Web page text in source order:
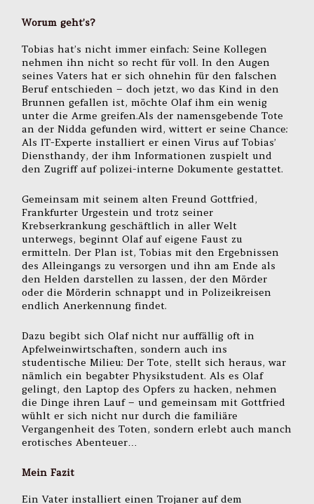
Worum geht’s?
Tobias hat’s nicht immer einfach: Seine Kollegen
nehmen ihn nicht so recht für voll. In den Augen
seines Vaters hat er sich ohnehin für den falschen
Beruf entschieden – doch jetzt, wo das Kind in den
Brunnen gefallen ist, möchte Olaf ihm ein wenig
unter die Arme greifen.Als der namensgebende Tote
an der Nidda gefunden wird, wittert er seine Chance:
Als IT-Experte installiert er einen Virus auf Tobias’
Diensthandy, der ihm Informationen zuspielt und
den Zugriff auf polizei-interne Dokumente gestattet.
Gemeinsam mit seinem alten Freund Gottfried,
Frankfurter Urgestein und trotz seiner
Krebserkrankung geschäftlich in aller Welt
unterwegs, beginnt Olaf auf eigene Faust zu
ermitteln. Der Plan ist, Tobias mit den Ergebnissen
des Alleingangs zu versorgen und ihn am Ende als
den Helden darstellen zu lassen, der den Mörder
oder die Mörderin schnappt und in Polizeikreisen
endlich Anerkennung findet.
Dazu begibt sich Olaf nicht nur auffällig oft in
Apfelweinwirtschaften, sondern auch ins
studentische Milieu: Der Tote, stellt sich heraus, war
nämlich ein begabter Physikstudent. Als es Olaf
gelingt, den Laptop des Opfers zu hacken, nehmen
die Dinge ihren Lauf – und gemeinsam mit Gottfried
wühlt er sich nicht nur durch die familiäre
Vergangenheit des Toten, sondern erlebt auch manch
erotisches Abenteuer…
Mein Fazit
Ein Vater installiert einen Trojaner auf dem